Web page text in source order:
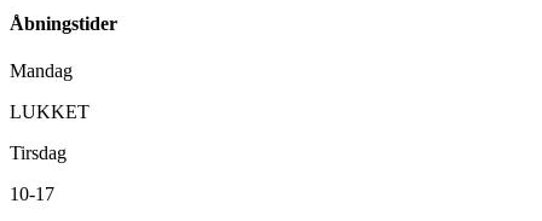
Åbningstider
Mandag
LUKKET
Tirsdag
10-17